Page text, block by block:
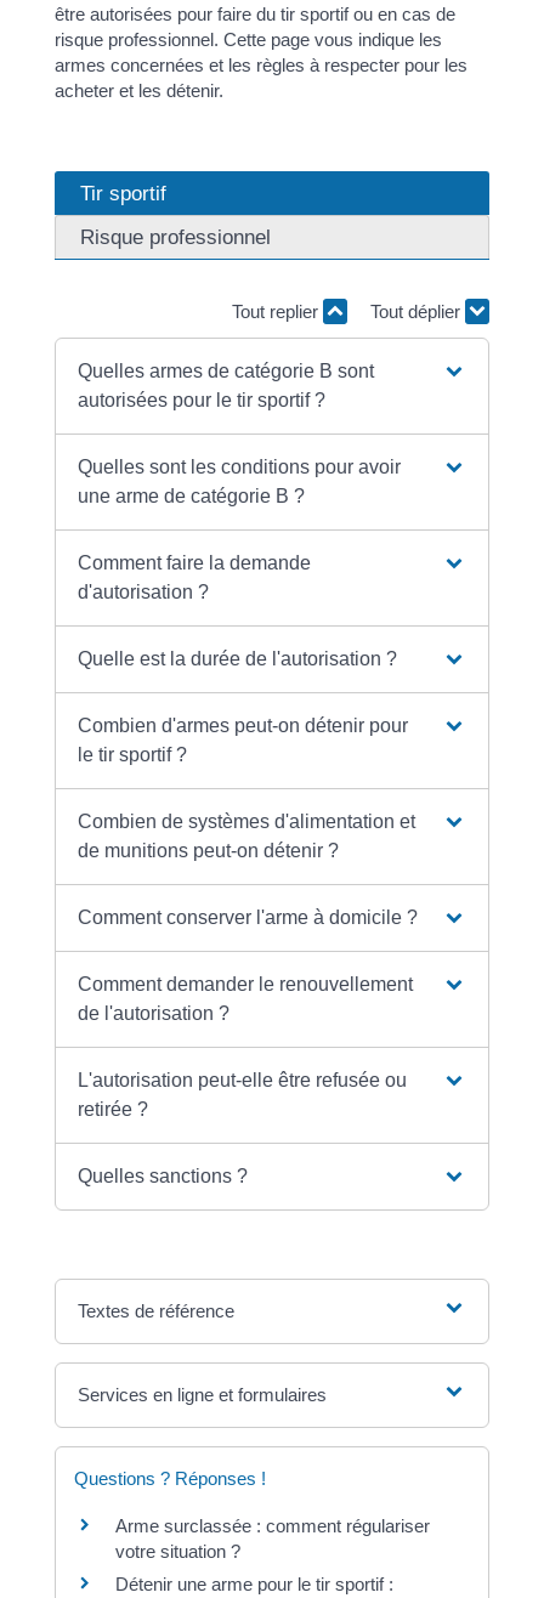
être autorisées pour faire du tir sportif ou en cas de
risque professionnel. Cette page vous indique les
armes concernées et les règles à respecter pour les
acheter et les détenir.
Tir sportif
Risque professionnel
Tout replier Tout déplier
Quelles armes de catégorie B sont
autorisées pour le tir sportif ?
Quelles sont les conditions pour avoir
une arme de catégorie B ?
Comment faire la demande
d'autorisation ?
Quelle est la durée de l'autorisation ?
Combien d'armes peut-on détenir pour
le tir sportif ?
Combien de systèmes d'alimentation et
de munitions peut-on détenir ?
Comment conserver l'arme à domicile ?
Comment demander le renouvellement
de l'autorisation ?
L'autorisation peut-elle être refusée ou
retirée ?
Quelles sanctions ?
Textes de référence
Services en ligne et formulaires
Questions ? Réponses !
Arme surclassée : comment régulariser
votre situation ?
Détenir une arme pour le tir sportif :